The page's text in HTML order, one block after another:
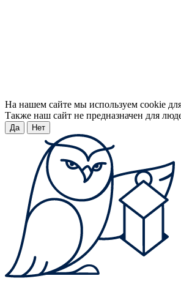
На нашем сайте мы используем cookie
Также наш сайт не предназначен для
Да Нет